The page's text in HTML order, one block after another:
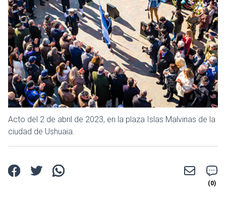
Acto del 2 de abril de 2023, en la plaza Islas Malvinas de la
ciudad de Ushuaia.